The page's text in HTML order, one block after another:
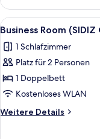
Family
Alle
Fotos
für
Business
Room
(SIDIZ
Chair)
anzeigen
12
Business Room (SIDIZ
1 Schlafzimmer
Platz für 2 Personen
1 Doppelbett
Kostenloses WLAN
Weitere Details
Weitere